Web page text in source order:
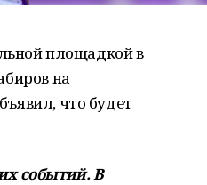
площадкой в
на
что будет
событий. В